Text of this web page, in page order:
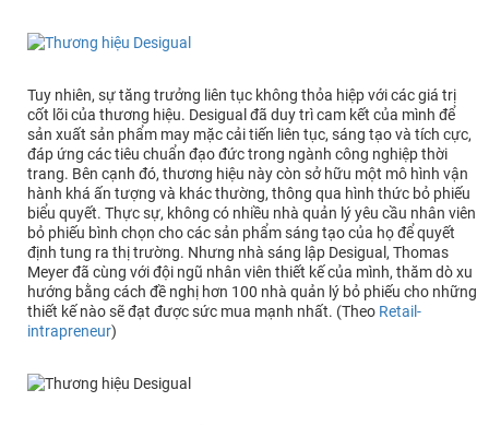
Tuy nhiên, sự tăng trưởng liên tục không thỏa hiệp với các giá trị
cốt lõi của thương hiệu. Desigual đã duy trì cam kết của mình để
sản xuất sản phẩm may mặc cải tiến liên tục, sáng tạo và tích cực,
đáp ứng các tiêu chuẩn đạo đức trong ngành công nghiệp thời
trang. Bên cạnh đó, thương hiệu này còn sở hữu một mô hình vận
hành khá ấn tượng và khác thường, thông qua hình thức bỏ phiếu
biểu quyết. Thực sự, không có nhiều nhà quản lý yêu cầu nhân viên
bỏ phiếu bình chọn cho các sản phẩm sáng tạo của họ để quyết
định tung ra thị trường. Nhưng nhà sáng lập Desigual, Thomas
Meyer đã cùng với đội ngũ nhân viên thiết kế của mình, thăm dò xu
hướng bằng cách đề nghị hơn 100 nhà quản lý bỏ phiếu cho những
thiết kế nào sẽ đạt được sức mua mạnh nhất. (Theo Retail-
intrapreneur)